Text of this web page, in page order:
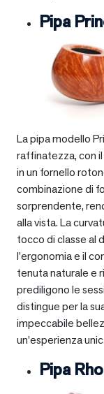
Pipa
La pipa modello
raffinatezza, con
in un fornello
combinazione di
sorprendente,
alla vista. La
tocco di classe al
l’ergonomia e il
tenuta naturale e
prediligono le
distingue per la
impeccabile
un’esperienza
Pipa